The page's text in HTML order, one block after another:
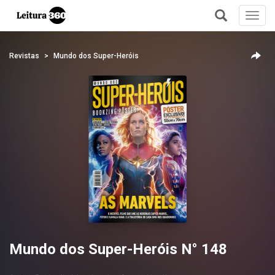
+
Revistas Mundo dos Super-Heróis
Mundo dos Super-Heróis N° 148